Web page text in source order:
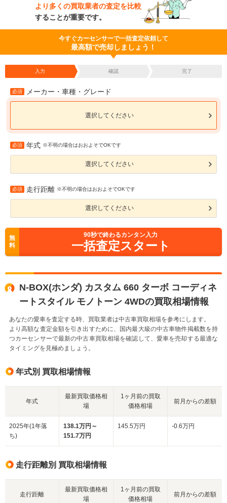
より多くの買取業者の査定を比較
することが重要です。
今すぐカーセンサーで一括査定依頼して
最高額で売却しましょう！
入力 確認 完了
必須 メーカー・車種・グレード
選択してください
必須 年式 ※不明の場合はおおよそでOKです
選択してください
必須 走行距離 ※不明の場合はおおよそでOKです
選択してください
無
料
90秒で終わるカンタン入力
一括査定スタート
N-BOX(ホンダ) カスタム 660 ターボ コーディネ
ートスタイル モノトーン 4WDの買取相場情報
あなたの愛車を査定する時、買取業者は中古車買取相場を参考にします。
より高額な査定金額を引き出すために、国内最大級の中古車物件掲載数を持
つカーセンサーで最新の中古車買取相場を確認して、愛車を売却する最適な
タイミングを見極めましょう。
年式別 買取相場情報
年式
最新買取価格相
場
1ヶ月前の買取
価格相場
前月からの差額
2025年(1年落
ち)
138.1万円～
151.7万円
145.5万円 -0.6万円
走行距離別 買取相場情報
走行距離
最新買取価格相
場
1ヶ月前の買取
価格相場
前月からの差額